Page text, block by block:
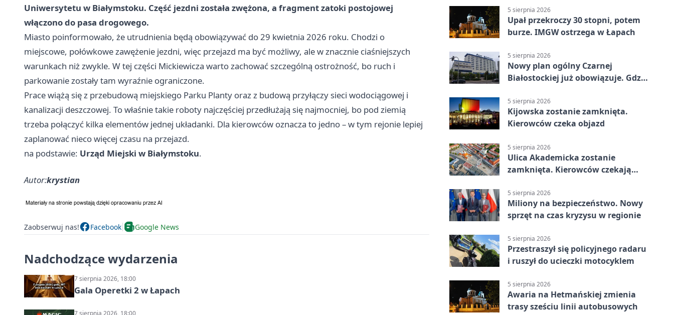
Uniwersytetu w Białymstoku. Część jezdni została zwężona, a fragment zatoki postojowej
włączono do pasa drogowego.
Miasto poinformowało, że utrudnienia będą obowiązywać do 29 kwietnia 2026 roku. Chodzi o
miejscowe, połówkowe zawężenie jezdni, więc przejazd ma być możliwy, ale w znacznie ciaśniejszych
warunkach niż zwykle. W tej części Mickiewicza warto zachować szczególną ostrożność, bo ruch i
parkowanie zostały tam wyraźnie ograniczone.
Prace wiążą się z przebudową miejskiego Parku Planty oraz z budową przyłączy sieci wodociągowej i
kanalizacji deszczowej. To właśnie takie roboty najczęściej przedłużają się najmocniej, bo pod ziemią
trzeba połączyć kilka elementów jednej układanki. Dla kierowców oznacza to jedno – w tym rejonie lepiej
zaplanować nieco więcej czasu na przejazd.
na podstawie: Urząd Miejski w Białymstoku.
Autor:krystian
Zaobserwuj nas! Facebook Google News
Nadchodzące wydarzenia
7 sierpnia 2026, 18:00
Gala Operetki 2 w Łapach
5 sierpnia 2026
Upał przekroczy 30 stopni, potem
burze. IMGW ostrzega w Łapach
5 sierpnia 2026
Nowy plan ogólny Czarnej
Białostockiej już obowiązuje. Gdzie
5 sierpnia 2026
Kijowska zostanie zamknięta.
Kierowców czeka objazd
5 sierpnia 2026
Ulica Akademicka zostanie
zamknięta. Kierowców czekają
5 sierpnia 2026
Miliony na bezpieczeństwo. Nowy
sprzęt na czas kryzysu w regionie
5 sierpnia 2026
Przestraszył się policyjnego radaru
i ruszył do ucieczki motocyklem
5 sierpnia 2026
Awaria na Hetmańskiej zmienia
trasy sześciu linii autobusowych